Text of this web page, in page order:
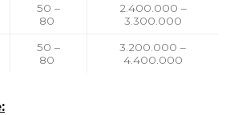
50 –
80
2.400.000 –
3.300.000
50 –
80
3.200.000 –
4.400.000